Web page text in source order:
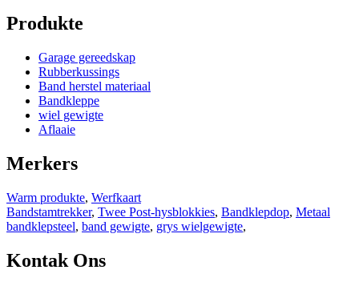
Produkte
Garage gereedskap
Rubberkussings
Band herstel materiaal
Bandkleppe
wiel gewigte
Aflaaie
Merkers
Warm produkte, Werfkaart
Bandstamtrekker, Twee Post-hysblokkies, Bandklepdop, Metaal
bandklepsteel, band gewigte, grys wielgewigte,
Kontak Ons